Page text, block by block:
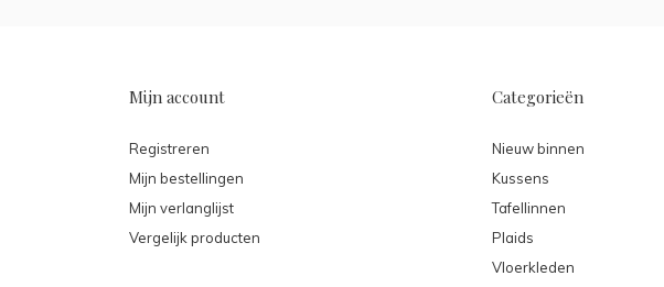
Mijn account
Registreren
Mijn bestellingen
Mijn verlanglijst
Vergelijk producten
Categorieën
Nieuw binnen
Kussens
Tafellinnen
Plaids
Vloerkleden